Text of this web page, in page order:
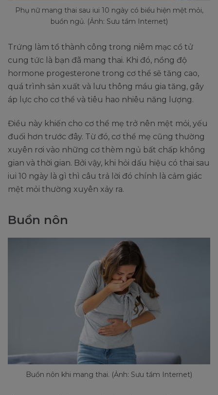
Phụ nữ mang thai sau iui 10 ngày có biểu hiện mệt mỏi,
buồn ngủ. (Ảnh: Sưu tầm Internet)
Trứng làm tổ thành công trong niêm mạc cổ tử
cung tức là bạn đã mang thai. Khi đó, nồng độ
hormone progesterone trong cơ thể sẽ tăng cao,
quá trình sản xuất và lưu thông máu gia tăng, gây
áp lực cho cơ thể và tiêu hao nhiêu năng lượng.
Điều này khiến cho cơ thể mẹ trở nên mệt mỏi, yếu
đuối hơn trước đây. Từ đó, cơ thể mẹ cũng thường
xuyên rơi vào những cơ thèm ngủ bất chấp không
gian và thời gian. Bởi vậy, khi hỏi dấu hiệu có thai sau
iui 10 ngày là gì thì câu trả lời đó chính là cảm giác
mệt mỏi thường xuyên xảy ra.
Buồn nôn
Buồn nôn khi mang thai. (Ảnh: Sưu tầm Internet)